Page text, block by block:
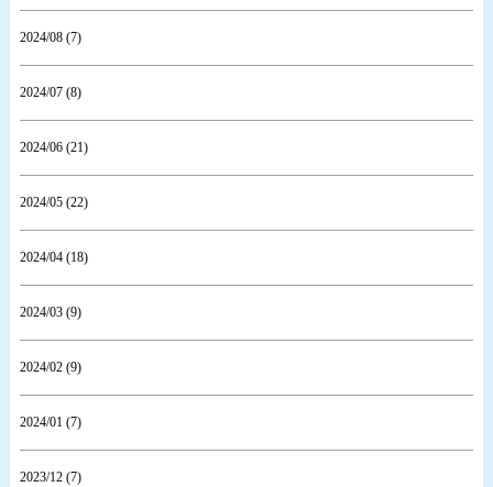
2024/08 (7)
2024/07 (8)
2024/06 (21)
2024/05 (22)
2024/04 (18)
2024/03 (9)
2024/02 (9)
2024/01 (7)
2023/12 (7)